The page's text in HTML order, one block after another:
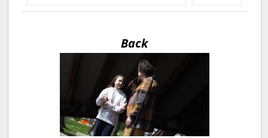
Back